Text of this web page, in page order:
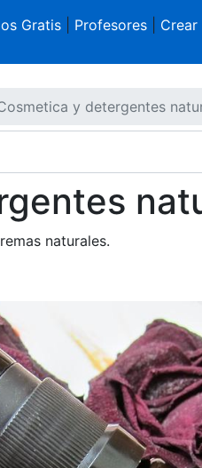
Gratis| Profesores| Crear
y detergentes
naturales.